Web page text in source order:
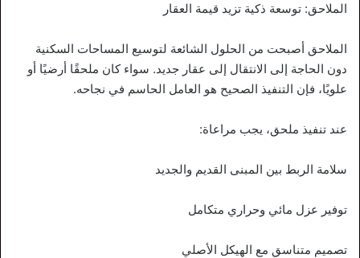
الملاحق: توسعة ذكية تزيد قيمة العقار
الملاحق أصبحت من الحلول الشائعة لتوسيع المساحات السكنية
دون الحاجة إلى الانتقال إلى عقار جديد. سواء كان ملحقًا أرضيًا أو
علويًا، فإن التنفيذ الصحيح هو العامل الحاسم في نجاحه.
عند تنفيذ ملحق، يجب مراعاة:
سلامة الربط بين المبنى القديم والجديد
توفير عزل مائي وحراري متكامل
تصميم متناسق مع الهيكل الأصلي